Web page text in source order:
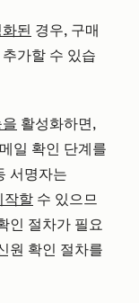
된 경우, 구매
가할 수 있습
활성화하면,
일 확인 단계를
서명자는
작할 수 있으므
인 절차가 필요
원 확인 절차를